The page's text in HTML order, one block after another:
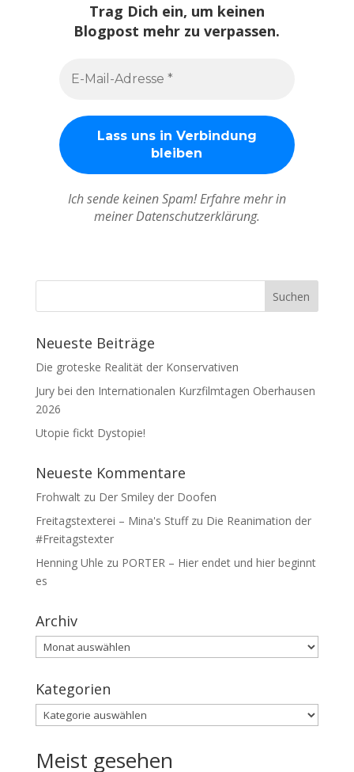
Trag Dich ein, um keinen
Blogpost mehr zu verpassen.
Ich sende keinen Spam! Erfahre mehr in
meiner Datenschutzerklärung.
Neueste Beiträge
Die groteske Realität der Konservativen
Jury bei den Internationalen Kurzfilmtagen Oberhausen
2026
Utopie fickt Dystopie!
Neueste Kommentare
Frohwaltzu Der Smiley der Doofen
Freitagstexterei – Mina's Stuffzu Die Reanimation der
#Freitagstexter
Henning Uhle zu PORTER – Hier endet und hier beginnt
es
Archiv
Archiv
Kategorien
Kategorien
Meist gesehen